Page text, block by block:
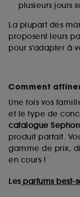
plusieurs jours
La plupart des
proposent leurs
pour s’adapter à
Comment
Une fois vos
et le type de
catalogue
produit parfait.
gamme de prix,
en cours !
Lesparfums best-